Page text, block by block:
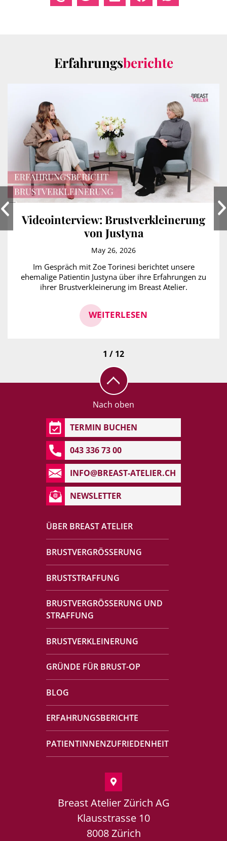
Erfahrungsberichte
Videointerview: Brustverkleinerung
von Justyna
May 26, 2026
Im Gespräch mit Zoe Torinesi berichtet unsere
ehemalige Patientin Justyna über ihre Erfahrungen zu
ihrer Brustverkleinerung im Breast Atelier.
WEITERLESEN
1 / 12
Nach oben
TERMIN BUCHEN
043 336 73 00
INFO@BREAST-ATELIER.CH
NEWSLETTER
ÜBER BREAST ATELIER
BRUSTVERGRÖSSERUNG
BRUSTSTRAFFUNG
BRUSTVERGRÖSSERUNG UND
STRAFFUNG
BRUSTVERKLEINERUNG
GRÜNDE FÜR BRUST-OP
BLOG
ERFAHRUNGSBERICHTE
PATIENTINNENZUFRIEDENHEIT
Breast Atelier Zürich AG
Klausstrasse 10
8008 Zürich